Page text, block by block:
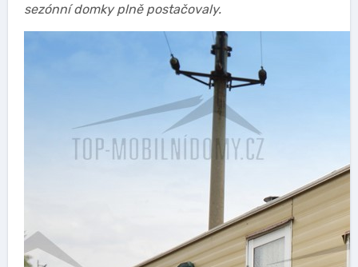
sezónní domky plně postačovaly.